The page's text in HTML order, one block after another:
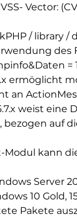
Vector:
/ library /
des
=
ermöglicht
an
weist eine
auf
Modul kann
Server
10 Gold,
Pakete